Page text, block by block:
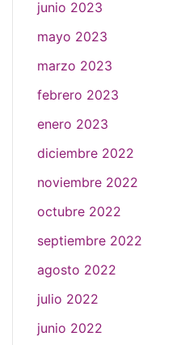
junio 2023
mayo 2023
marzo 2023
febrero 2023
enero 2023
diciembre 2022
noviembre 2022
octubre 2022
septiembre 2022
agosto 2022
julio 2022
junio 2022